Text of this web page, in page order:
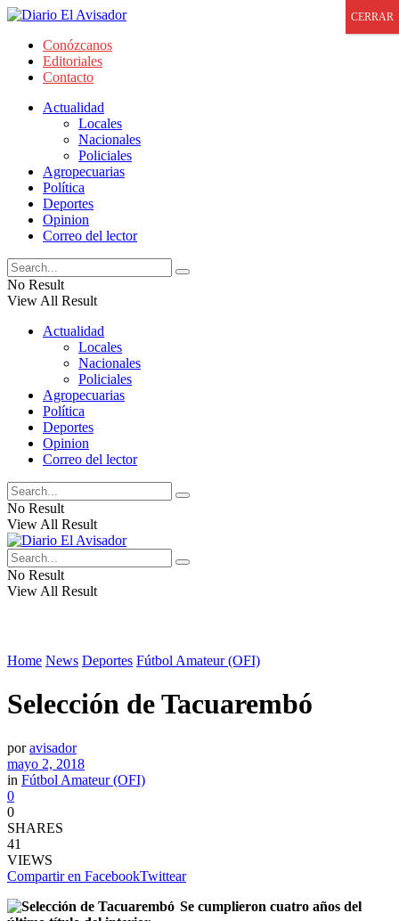
Conózcanos
Editoriales
Contacto
Actualidad
Locales
Nacionales
Policiales
Agropecuarias
Política
Deportes
Opinion
Correo del lector
No Result
View All Result
Actualidad
Locales
Nacionales
Policiales
Agropecuarias
Política
Deportes
Opinion
Correo del lector
No Result
View All Result
No Result
View All Result
Home News Deportes Fútbol Amateur (OFI)
Selección de Tacuarembó
por avisador
mayo 2, 2018
in Fútbol Amateur (OFI)
0
0
SHARES
41
VIEWS
Compartir en FacebookTwittear
Se cumplieron cuatro años del
CERRAR